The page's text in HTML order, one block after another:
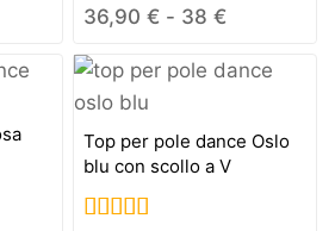
5.00
36,90 € - 38 €
Top per pole dance Oslo
blu con scollo a V